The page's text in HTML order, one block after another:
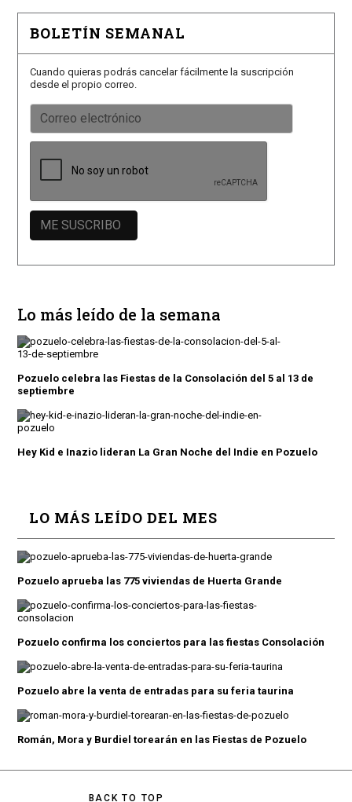
BOLETÍN SEMANAL
Cuando quieras podrás cancelar fácilmente la suscripción
desde el propio correo.
Lo más leído de la semana
Pozuelo celebra las Fiestas de la Consolación del 5 al 13 de
septiembre
Hey Kid e Inazio lideran La Gran Noche del Indie en Pozuelo
LO MÁS LEÍDO DEL MES
Pozuelo aprueba las 775 viviendas de Huerta Grande
Pozuelo confirma los conciertos para las fiestas Consolación
Pozuelo abre la venta de entradas para su feria taurina
Román, Mora y Burdiel torearán en las Fiestas de Pozuelo
BACK TO TOP